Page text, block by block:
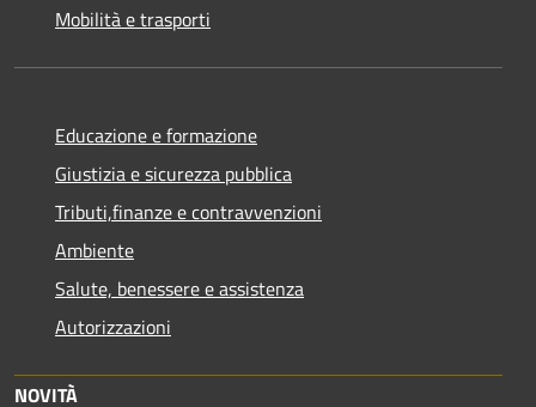
Mobilità e trasporti
Educazione e formazione
Giustizia e sicurezza pubblica
Tributi,finanze e contravvenzioni
Ambiente
Salute, benessere e assistenza
Autorizzazioni
NOVITÀ